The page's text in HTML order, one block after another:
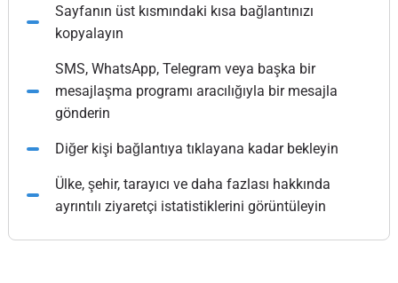
Sayfanın üst kısmındaki kısa bağlantınızı
kopyalayın
SMS, WhatsApp, Telegram veya başka bir
mesajlaşma programı aracılığıyla bir mesajla
gönderin
Diğer kişi bağlantıya tıklayana kadar bekleyin
Ülke, şehir, tarayıcı ve daha fazlası hakkında
ayrıntılı ziyaretçi istatistiklerini görüntüleyin